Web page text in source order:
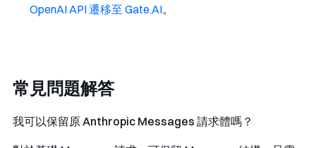
OpenAI API 遷移至 Gate.AI。
常見問題解答
我可以保留原 Anthropic Messages 請求體嗎？